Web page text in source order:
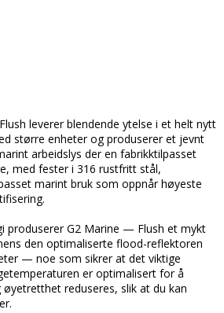
leverer blendende ytelse i et helt nytt
større enheter og produserer et jevnt
arbeidslys der en fabrikktilpasset
med fester i 316 rustfritt stål,
marint bruk som oppnår høyeste
produserer G2 Marine — Flush et mykt
den optimaliserte flood-reflektoren
— noe som sikrer at det viktige
er optimalisert for å
reduseres, slik at du kan